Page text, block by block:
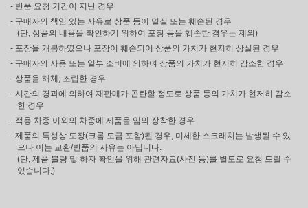
- 반품 요청 기간이 지난 경우
- 구매자의 책임 있는 사유로 상품 등이 멸실 또는 훼손된 경우
(단, 상품의 내용을 확인하기 위하여 포장 등을 훼손한 경우는 제외)
- 포장을 개봉하였으나 포장이 훼손되어 상품의 가치가 현저히 상실된 경우
- 구매자의 사용 또는 일부 소비에 의하여 상품의 가치가 현저히 감소한 경우
- 상품을 해체, 조립한 경우
- 시간의 경과에 의하여 재판매가 곤란할 정도로 상품 등의 가치가 현저히 감소
한 경우
- 적용 차종 이외의 차종에 제품을 임의 장착한 경우
- 제품의 특성상 도장(크롬 도금 포함)된 경우, 미세한 스크래치는 발생될 수 있
으나 이는 교환/반품의 사유는 아닙니다.
(단, 제품 불량 및 하자 확인을 위해 관련자료(사진 등)를 별도로 요청 드릴 수
있습니다.)